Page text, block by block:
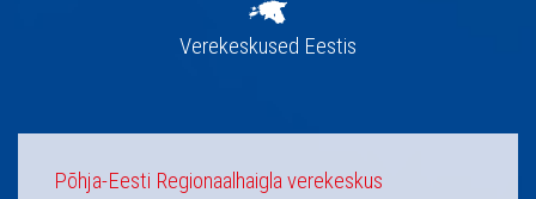
Verekeskused Eestis
Põhja-Eesti Regionaalhaigla verekeskus